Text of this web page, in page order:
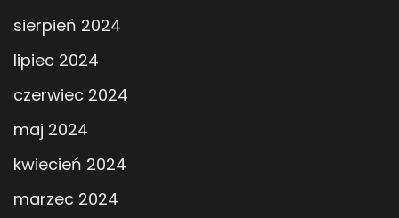
sierpień 2024
lipiec 2024
czerwiec 2024
maj 2024
kwiecień 2024
marzec 2024